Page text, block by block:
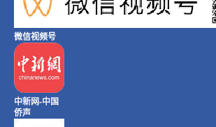
微信视频号
中新网-中国
侨声